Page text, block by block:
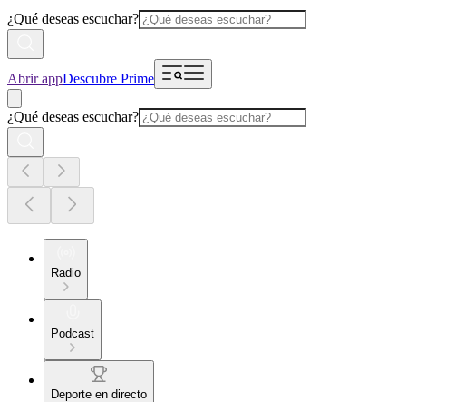
¿Qué deseas escuchar?
Abrir appDescubre Prime
¿Qué deseas escuchar?
Radio
Podcast
Deporte en directo